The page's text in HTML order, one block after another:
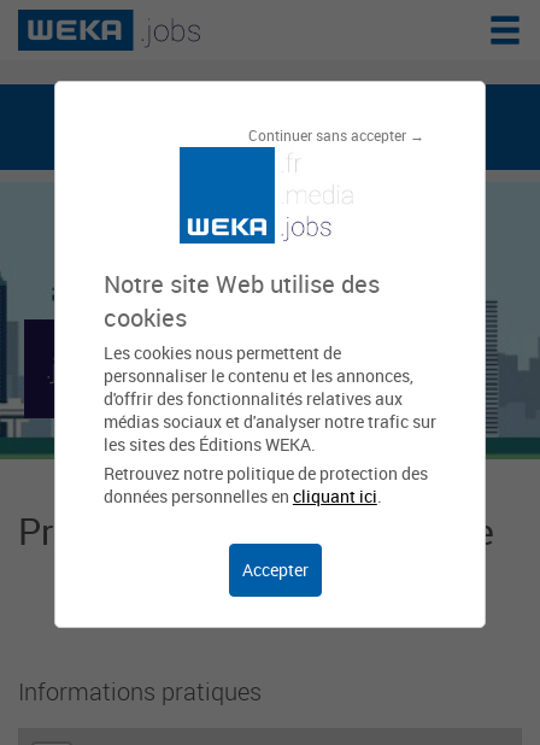
Continuer sans accepter →
Notre site Web utilise des
cookies
Les cookies nous permettent de
personnaliser le contenu et les annonces,
d'offrir des fonctionnalités relatives aux
médias sociaux et d'analyser notre trafic sur
les sites des Éditions WEKA.
Retrouvez notre politique de protection des
données personnelles en cliquant ici.
Accepter
weka.jobs, le réseau de l'emploi public
Mairie d'Auxerre
Présentation Mairie d'Auxerre
Cet organisme n'a pas encore ajouté de
Informations pratiques